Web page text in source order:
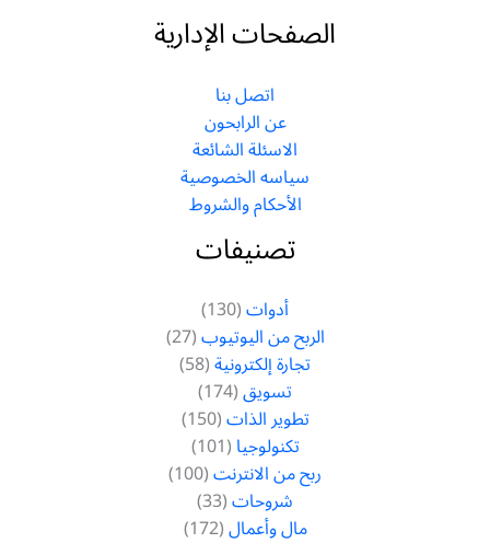
الصفحات الإدارية
اتصل بنا
عن الرابحون
الاسئلة الشائعة
سياسه الخصوصية
الأحكام والشروط
تصنيفات
أدوات(130)
الربح من اليوتيوب(27)
تجارة إلكترونية(58)
تسويق(174)
تطوير الذات(150)
تكنولوجيا(101)
ربح من الانترنت(100)
شروحات(33)
مال وأعمال(172)